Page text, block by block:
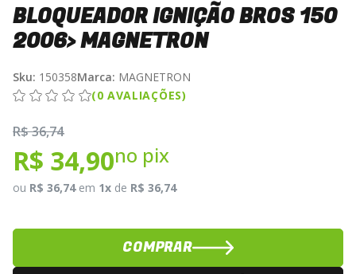
BLOQUEADOR IGNIÇÃO BROS 150
2006> MAGNETRON
Sku: 150358Marca: MAGNETRON
(0 AVALIAÇÕES)
R$ 36,74
R$ 34,90no pix
ou R$ 36,74 em 1x de R$ 36,74
COMPRAR